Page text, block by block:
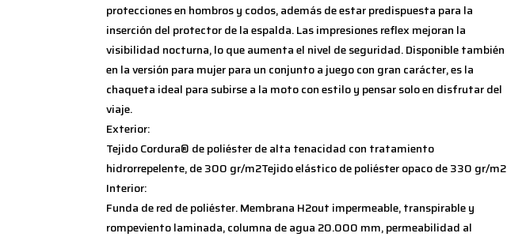
protecciones en hombros y codos, además de estar predispuesta para la
inserción del protector de la espalda. Las impresiones reflex mejoran la
visibilidad nocturna, lo que aumenta el nivel de seguridad. Disponible también
en la versión para mujer para un conjunto a juego con gran carácter, es la
chaqueta ideal para subirse a la moto con estilo y pensar solo en disfrutar del
viaje.
Exterior:
Tejido Cordura® de poliéster de alta tenacidad con tratamiento
hidrorrepelente, de 300 gr/m2Tejido elástico de poliéster opaco de 330 gr/m2
Interior:
Funda de red de poliéster. Membrana H2out impermeable, transpirable y
rompeviento laminada, columna de agua 20.000 mm, permeabilidad al